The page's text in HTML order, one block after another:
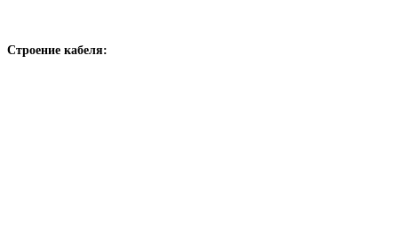
Строение кабеля: